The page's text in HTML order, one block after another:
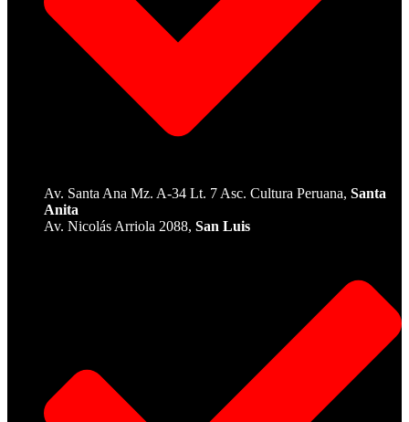
Av. Santa Ana Mz. A-34 Lt. 7 Asc. Cultura Peruana, Santa
Anita
Av. Nicolás Arriola 2088, San Luis